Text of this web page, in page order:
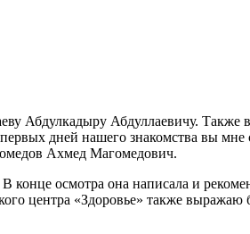
Абдулкадыру Абдуллаевичу.
дней нашего знакомства вы
Ахмед Магомедович.
осмотра она написала и
центра «Здоровье» также выражаю